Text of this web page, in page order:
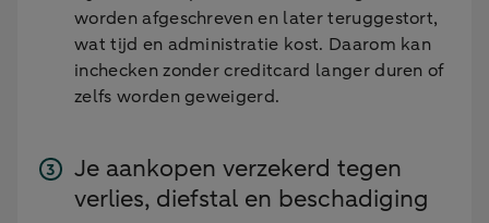
worden afgeschreven en later teruggestort,
wat tijd en administratie kost. Daarom kan
inchecken zonder creditcard langer duren of
zelfs worden geweigerd.
Je aankopen verzekerd tegen
verlies, diefstal en beschadiging